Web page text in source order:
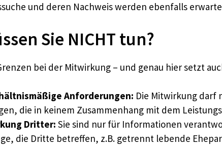
und deren Nachweis werden ebenfalls
Sie NICHT tun?
bei der Mitwirkung – und genau hier setzt
Anforderungen: Die Mitwirkung darf
die in keinem Zusammenhang mit dem
Dritter: Sie sind nur für Informationen
die Dritte betreffen, z.B. getrennt lebende